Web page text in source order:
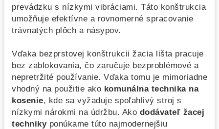
prevádzku s nízkymi vibráciami. Táto konštrukcia
umožňuje efektívne a rovnomerné spracovanie
trávnatých plôch a násypov.
Vďaka bezprstovej konštrukcii žacia lišta pracuje
bez zablokovania, čo zaručuje bezproblémové a
nepretržité používanie. Vďaka tomu je mimoriadne
vhodný na použitie ako komunálna technika na
kosenie, kde sa vyžaduje spoľahlivý stroj s
nízkymi nárokmi na údržbu. Ako dodávateľ žacej
technikyponúkame túto najmodernejšiu